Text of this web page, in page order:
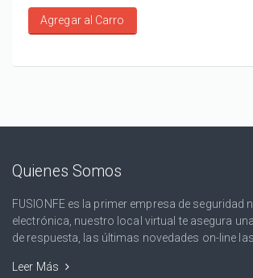
Agregar al Carro
Quienes Somos
FUSIONFE es la primer empresa de seguridad
electrónica, nuestro local virtual te asegura
de respuesta, las últimas novedades on-line las
Leer Más